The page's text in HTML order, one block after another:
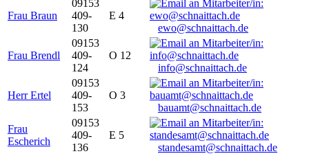
Frau Braun
09153
409-
130
E 4
ewo@schnaittach.de
Frau Brendl
09153
409-
124
O 12
info@schnaittach.de
Herr Ertel
09153
409-
153
O 3
bauamt@schnaittach.de
Frau
Escherich
09153
409-
136
E 5
standesamt@schnaittach.de